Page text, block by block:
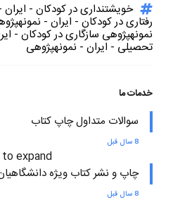
expand
خویشتنداری در کودکان - ایران
رفتاری در کودکان - ایران -
نمونهپژوهی سازگاری در کودکان -
تحصیلی - ایران - نمونهپژوهی
خدمات ما
سوالات متداول چاپ کتاب
8 سال قبل
چاپ و نشر کتاب ویژه
8 سال قبل